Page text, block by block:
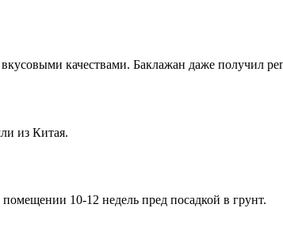
качествами. Баклажан даже получил
из Китая.
10-12 недель пред посадкой в грунт.